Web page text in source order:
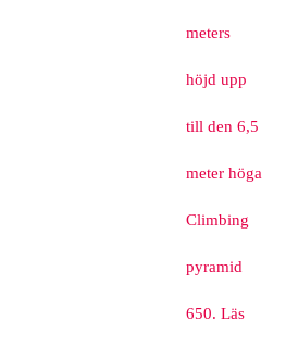
meters
höjd upp
till den 6,5
meter höga
Climbing
pyramid
650. Läs